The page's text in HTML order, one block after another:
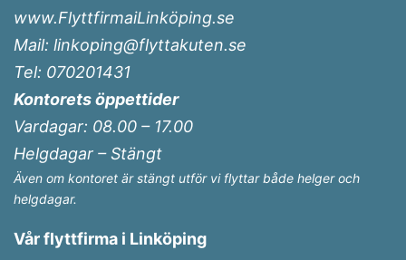
www.FlyttfirmaiLinköping.se
Mail: linkoping@flyttakuten.se
Tel: 070201431
Kontorets öppettider
Vardagar: 08.00 – 17.00
Helgdagar – Stängt
Även om kontoret är stängt utför vi flyttar både helger och
helgdagar.
Vår flyttfirma i Linköping